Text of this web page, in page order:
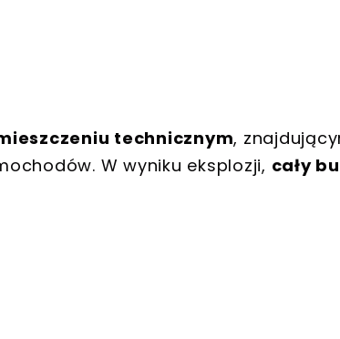
technicznym,
W wyniku eksplozji, cały